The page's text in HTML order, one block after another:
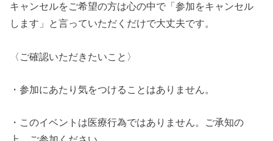
キャンセルをご希望の方は心の中で「参加をキャンセル
します」と言っていただくだけで大丈夫です。
〈ご確認いただきたいこと〉
・参加にあたり気をつけることはありません。
・このイベントは医療行為ではありません。ご承知の